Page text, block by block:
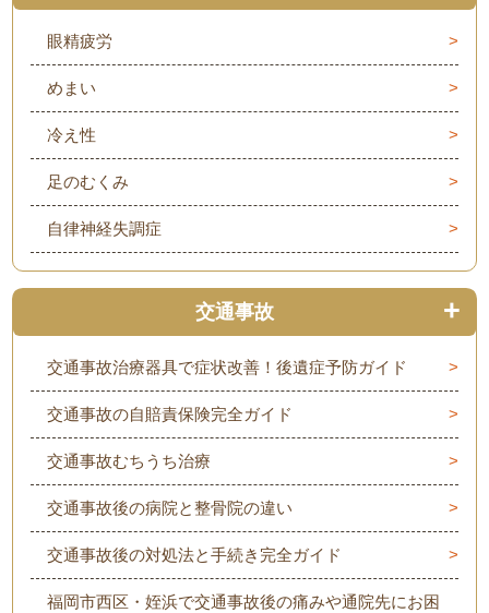
眼精疲労
めまい
冷え性
足のむくみ
自律神経失調症
交通事故
交通事故治療器具で症状改善！後遺症予防ガイド
交通事故の自賠責保険完全ガイド
交通事故むちうち治療
交通事故後の病院と整骨院の違い
交通事故後の対処法と手続き完全ガイド
福岡市西区・姪浜で交通事故後の痛みや通院先にお困